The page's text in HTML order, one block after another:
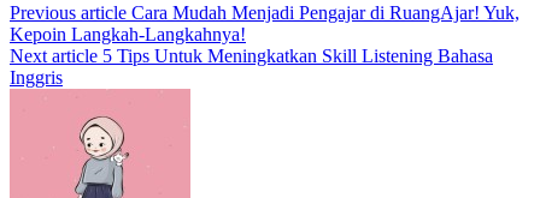
Previous article Cara Mudah Menjadi Pengajar di RuangAjar! Yuk,
Kepoin Langkah-Langkahnya!
Next article 5 Tips Untuk Meningkatkan Skill Listening Bahasa
Inggris